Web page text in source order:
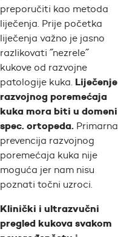
preporučiti kao metoda
liječenja. Prije početka
liječenja važno je jasno
razlikovati ˝nezrele˝
kukove od razvojne
patologije kuka. Liječenje
razvojnog poremećaja
kuka mora biti u domeni
spec. ortopeda. Primarna
prevencija razvojnog
poremećaja kuka nije
moguća jer nam nisu
poznati točni uzroci.
Klinički i ultrazvučni
pregled kukova svakom